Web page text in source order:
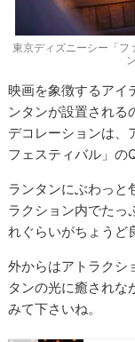
東京ディズニーシー「フ
映画を象徴するアイ
ンタンが設置される
デコレーションは、
フェスティバル」の
ランタンにぶわっと
ラクション内でたっ
れぐらいがちょうど
外からはアトラクシ
タンの光に癒されな
みて下さいね。